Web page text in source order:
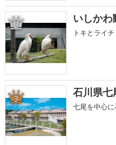
2 いしか
トキとライ
3 石川県七
七尾を中心